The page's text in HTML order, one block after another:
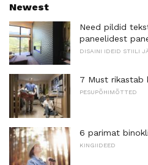
Newest
Need pildid
paneelidest
DISAINI IDEID STIILI
7 Must rikastab
PESUPÕHIMÕTTED
6 parimat
KINGIIDEED